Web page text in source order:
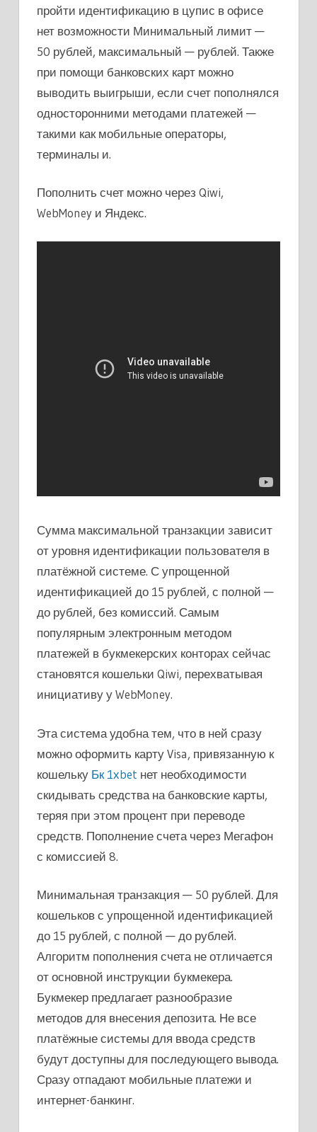
пройти идентификацию в цупис в офисе
нет возможности Минимальный лимит —
50 рублей, максимальный — рублей. Также
при помощи банковских карт можно
выводить выигрыши, если счет пополнялся
односторонними методами платежей —
такими как мобильные операторы,
терминалы и.
Пополнить счет можно через Qiwi,
WebMoney и Яндекс.
Сумма максимальной транзакции зависит
от уровня идентификации пользователя в
платёжной системе. С упрощенной
идентификацией до 15 рублей, с полной —
до рублей, без комиссий. Самым
популярным электронным методом
платежей в букмекерских конторах сейчас
становятся кошельки Qiwi, перехватывая
инициативу у WebMoney.
Эта система удобна тем, что в ней сразу
можно оформить карту Visa, привязанную к
кошельку Бк 1хbet нет необходимости
скидывать средства на банковские карты,
теряя при этом процент при переводе
средств. Пополнение счета через Мегафон
с комиссией 8.
Минимальная транзакция — 50 рублей. Для
кошельков с упрощенной идентификацией
до 15 рублей, с полной — до рублей.
Алгоритм пополнения счета не отличается
от основной инструкции букмекера.
Букмекер предлагает разнообразие
методов для внесения депозита. Не все
платёжные системы для ввода средств
будут доступны для последующего вывода.
Сразу отпадают мобильные платежи и
интернет-банкинг.